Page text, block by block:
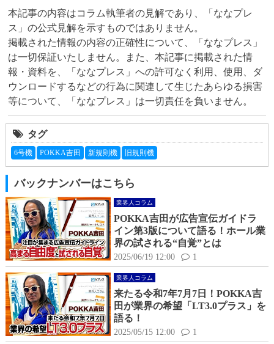
本記事の内容はコラム執筆者の見解であり、「ななプレ
ス」の公式見解を示すものではありません。
掲載された情報の内容の正確性について、「ななプレス」
は一切保証いたしません。また、本記事に掲載された情
報・資料を、「ななプレス」への許可なく利用、使用、ダ
ウンロードするなどの行為に関連して生じたあらゆる損害
等について、「ななプレス」は一切責任を負いません。
タグ
6号機 POKKA吉田 新規則機 旧規則機
バックナンバーはこちら
業界人コラム
POKKA吉田が広告宣伝ガイドラ
イン第3版について語る！ホール業
界の試される“自覚”とは
2025/06/19 12:00 1
業界人コラム
来たる令和7年7月7日！POKKA吉
田が業界の希望「LT3.0プラス」を
語る！
2025/05/15 12:00 1